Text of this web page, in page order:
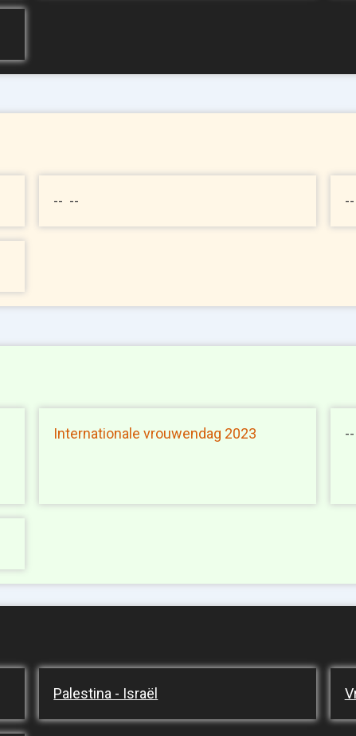
-- --
Internationale vrouwendag 2023
Palestina - Israël